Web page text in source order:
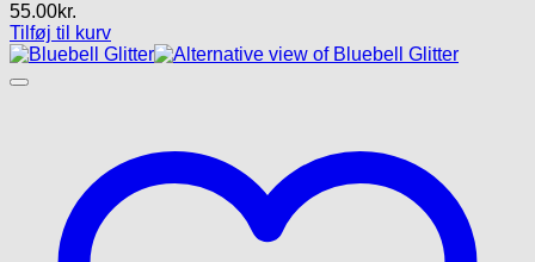
55.00kr.
Tilføj til kurv